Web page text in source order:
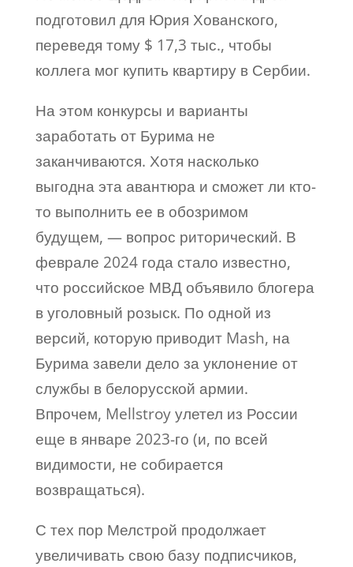
подготовил для Юрия Хованского,
переведя тому $ 17,3 тыс., чтобы
коллега мог купить квартиру в Сербии.
На этом конкурсы и варианты
заработать от Бурима не
заканчиваются. Хотя насколько
выгодна эта авантюра и сможет ли кто-
то выполнить ее в обозримом
будущем, — вопрос риторический. В
феврале 2024 года стало известно,
что российское МВД объявило блогера
в уголовный розыск. По одной из
версий, которую приводит Mash, на
Бурима завели дело за уклонение от
службы в белорусской армии.
Впрочем, Mellstroy улетел из России
еще в январе 2023-го (и, по всей
видимости, не собирается
возвращаться).
С тех пор Мелстрой продолжает
увеличивать свою базу подписчиков,